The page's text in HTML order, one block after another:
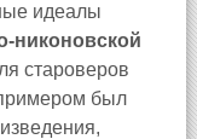
идеалы
никоновской
староверов
был